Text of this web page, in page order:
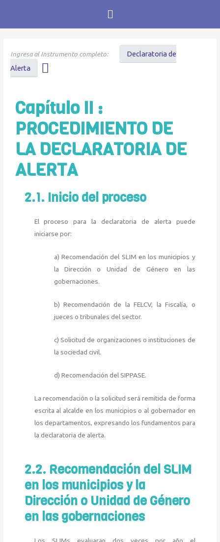
Declaratoria de
Alerta
Capítulo II :
PROCEDIMIENTO DE
LA DECLARATORIA DE
ALERTA
2.1. Inicio del proceso
El proceso para la declaratoria de alerta puede
iniciarse por:
a) Recomendación del SLIM en los municipios y
la Dirección o Unidad de Género en las
gobernaciones.
b) Recomendación de la FELCV, la Fiscalía, o
jueces o tribunales del sector.
c) Solicitud de organizaciones o instituciones de
la sociedad civil.
d) Recomendación del SIPPASE.
La recomendación o la solicitud será remitida de forma
escrita al alcalde en los municipios o al gobernador en
los departamentos, expresando los fundamentos para
la declaratoria de alerta.
2.2. Recomendación del SLIM
en los municipios y la
Dirección o Unidad de Género
en las gobernaciones
Los SLIMs evaluaran dos veces por año el